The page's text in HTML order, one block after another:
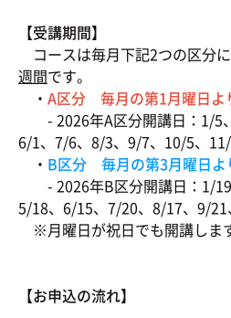
【受講期間】
コースは毎月下記2つの区分
週間です。
・ A区分 毎月の第1月曜日よ
- 2026年A区分開講日：1/5
6/1、7/6、8/3、9/7、10/5、
・ B区分 毎月の第3月曜日よ
- 2026年B区分開講日：1/19
5/18、6/15、7/20、8/17、9/
※月曜日が祝日でも開講しま
【お申込の流れ】